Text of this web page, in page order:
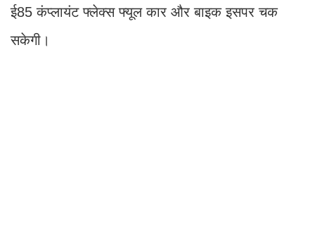
ई85 कंप्लायंट फ्लेक्स फ्यूल कार और बाइक इसपर चक
सकेगी।